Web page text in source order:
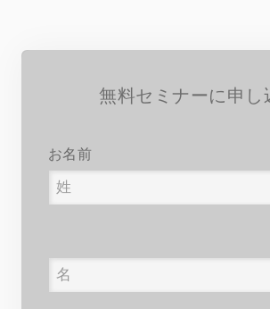
無料セミナーに申し
お名前